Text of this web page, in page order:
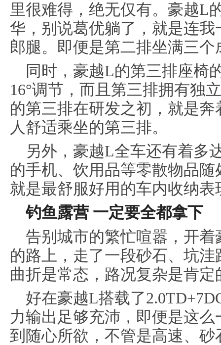
里很难得，绝无仅有。豪越L
华，别说葛优躺了，就是连
郎腿。即便是第二排坐满三
同时，豪越L的第三排座椅
16°调节，而且第三排拥有独
的第三排在研发之初，就是
人舒适乘坐的第三排。
另外，豪越L全车还有着多
的手机、饮用品等零散物品
就是最舒服好用的车内收纳表
钓鱼露营 一定要全都拿下
告别城市的繁忙喧嚣，开
的路上，走了一段砂石、坑
曲折是常态，路况复杂是肯定
好在豪越L搭载了
力输出足够充沛，即便是这
到随心所欲，不管是高速、